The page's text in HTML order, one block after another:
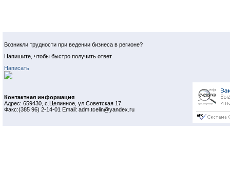
Возникли трудности при ведении бизнеса в регионе?
Напишите, чтобы быстро получить ответ
Написать
Контактная информация
Адрес: 659430, с.Целинное, ул.Советская 17
Факс:(385 96) 2-14-01 Email: adm.tcelin@yandex.ru